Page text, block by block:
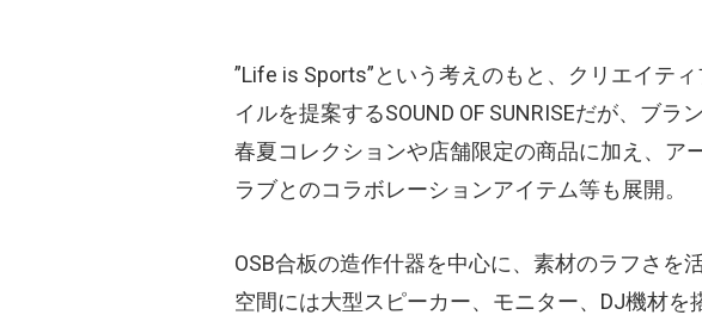
”Life is Sports”という考えのもと、クリエイテ
イルを提案するSOUND OF SUNRISEだが、ブ
春夏コレクションや店舗限定の商品に加え、ア
ラブとのコラボレーションアイテム等も展開。
OSB合板の造作什器を中心に、素材のラフさを
空間には大型スピーカー、モニター、DJ機材を